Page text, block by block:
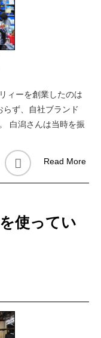
ィーを創業したのは
ず、自社ブランド
白潟さんは当時を振
Read More